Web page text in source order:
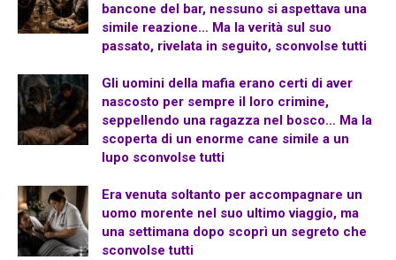
bancone del bar, nessuno si aspettava una
simile reazione… Ma la verità sul suo
passato, rivelata in seguito, sconvolse tutti
Gli uomini della mafia erano certi di aver
nascosto per sempre il loro crimine,
seppellendo una ragazza nel bosco… Ma la
scoperta di un enorme cane simile a un
lupo sconvolse tutti
Era venuta soltanto per accompagnare un
uomo morente nel suo ultimo viaggio, ma
una settimana dopo scoprì un segreto che
sconvolse tutti